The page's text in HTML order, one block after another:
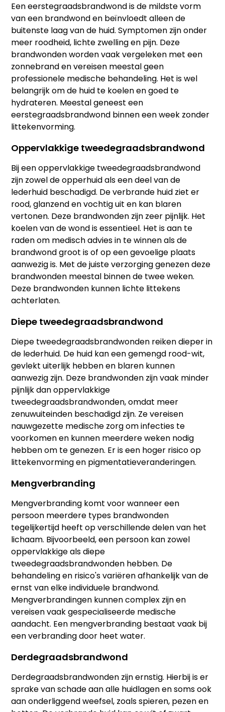
Een eerstegraadsbrandwond is de mildste vorm
van een brandwond en beïnvloedt alleen de
buitenste laag van de huid. Symptomen zijn onder
meer roodheid, lichte zwelling en pijn. Deze
brandwonden worden vaak vergeleken met een
zonnebrand en vereisen meestal geen
professionele medische behandeling. Het is wel
belangrijk om de huid te koelen en goed te
hydrateren. Meestal geneest een
eerstegraadsbrandwond binnen een week zonder
littekenvorming.
Oppervlakkige tweedegraadsbrandwond
Bij een oppervlakkige tweedegraadsbrandwond
zijn zowel de opperhuid als een deel van de
lederhuid beschadigd. De verbrande huid ziet er
rood, glanzend en vochtig uit en kan blaren
vertonen. Deze brandwonden zijn zeer pijnlijk. Het
koelen van de wond is essentieel. Het is aan te
raden om medisch advies in te winnen als de
brandwond groot is of op een gevoelige plaats
aanwezig is. Met de juiste verzorging genezen deze
brandwonden meestal binnen de twee weken.
Deze brandwonden kunnen lichte littekens
achterlaten.
Diepe tweedegraadsbrandwond
Diepe tweedegraadsbrandwonden reiken dieper in
de lederhuid. De huid kan een gemengd rood-wit,
gevlekt uiterlijk hebben en blaren kunnen
aanwezig zijn. Deze brandwonden zijn vaak minder
pijnlijk dan oppervlakkige
tweedegraadsbrandwonden, omdat meer
zenuwuiteinden beschadigd zijn. Ze vereisen
nauwgezette medische zorg om infecties te
voorkomen en kunnen meerdere weken nodig
hebben om te genezen. Er is een hoger risico op
littekenvorming en pigmentatieveranderingen.
Mengverbranding
Mengverbranding komt voor wanneer een
persoon meerdere types brandwonden
tegelijkertijd heeft op verschillende delen van het
lichaam. Bijvoorbeeld, een persoon kan zowel
oppervlakkige als diepe
tweedegraadsbrandwonden hebben. De
behandeling en risico's variëren afhankelijk van de
ernst van elke individuele brandwond.
Mengverbrandingen kunnen complex zijn en
vereisen vaak gespecialiseerde medische
aandacht. Een mengverbranding bestaat vaak bij
een verbranding door heet water.
Derdegraadsbrandwond
Derdegraadsbrandwonden zijn ernstig. Hierbij is er
sprake van schade aan alle huidlagen en soms ook
aan onderliggend weefsel, zoals spieren, pezen en